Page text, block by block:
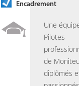
Encadrement
Une
Pilotes
de
diplômés